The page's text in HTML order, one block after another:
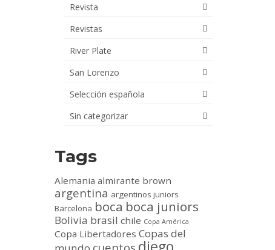
Revista
Revistas
River Plate
San Lorenzo
Selección española
Sin categorizar
Tags
Alemania almirante brown
argentina argentinos juniors
Barcelona boca boca juniors
Bolivia brasil chile Copa América
Copa Libertadores Copas del